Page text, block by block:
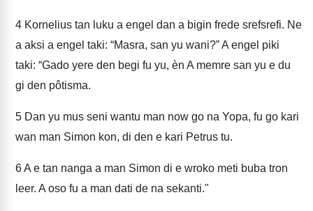
4 Kornelius tan luku a engel dan a bigin frede srefsrefi. Ne
a aksi a engel taki: “Masra, san yu wani?” A engel piki
taki: “Gado yere den begi fu yu, èn A memre san yu e du
gi den pôtisma.
5 Dan yu mus seni wantu man now go na Yopa, fu go kari
wan man Simon kon, di den e kari Petrus tu.
6A e tan nanga a man Simon di e wroko meti buba tron
leer. A oso fu a man dati de na sekanti."